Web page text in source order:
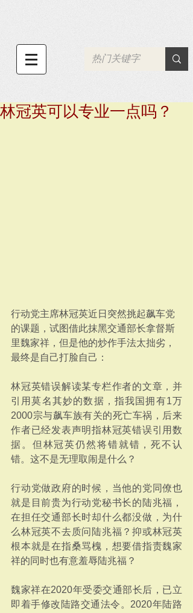
林冠英可以专业一点吗？
行动党主席林冠英近日突然挑起飙车党
的课题，试图借此抹黑交通部长拿督斯
里魏家祥，但是他的炒作手法太拙劣，
最终是自己打脸自己：
林冠英错误解读某专栏作者的文章，并
引用莫名其妙的数据，指我国拥有1万
2000宗与飙车族有关的死亡车祸，后来
作者已经发表声明指林冠英错误引用数
据。但林冠英仍然将错就错，死不认
错。这不是无理取闹是什么？
行动党做政府的时候，当他的党同僚也
就是目前贵为行动党秘书长的陆兆福，
在担任交通部长时却什么都没做，为什
么林冠英不去质问陆兆福？抑或林冠英
根本就是在指桑骂槐，想要借指责魏家
祥的同时也有意羞辱陆兆福？
魏家祥在2020年受委交通部长后，已立
即着手修改陆路交通法令。2020年陆路